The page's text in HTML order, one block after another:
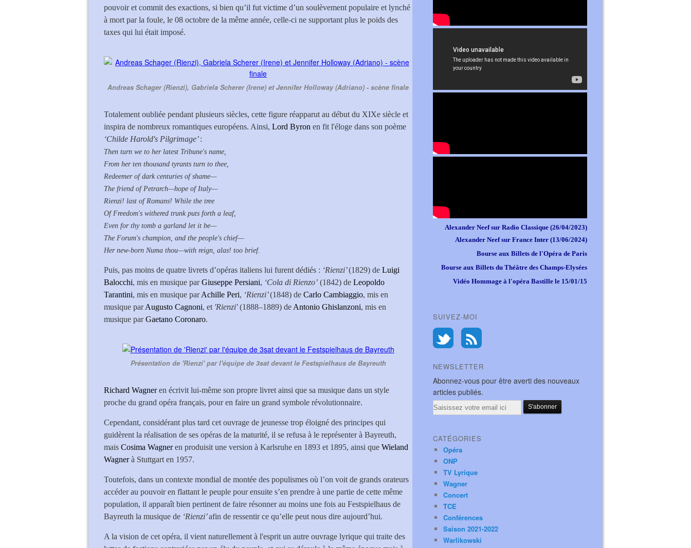
pouvoir et commit des exactions, si bien qu’il fut victime d’un soulèvement populaire et lynché
à mort par la foule, le 08 octobre de la même année, celle-ci ne supportant plus le poids des
taxes qui lui était imposé.
Andreas Schager (Rienzi), Gabriela Scherer (Irene) et Jennifer Holloway (Adriano) - scène finale
Totalement oubliée pendant plusieurs siècles, cette figure réapparut au début du XIXe siècle et
inspira de nombreux romantiques européens. Ainsi, Lord Byron en fit l'éloge dans son poème
‘Childe Harold's Pilgrimage’:
Then turn we to her latest Tribune's name,
From her ten thousand tyrants turn to thee,
Redeemer of dark centuries of shame—
The friend of Petrarch—hope of Italy—
Rienzi! last of Romans! While the tree
Of Freedom's withered trunk puts forth a leaf,
Even for thy tomb a garland let it be—
The Forum's champion, and the people's chief—
Her new-born Numa thou—with reign, alas! too brief.
Puis, pas moins de quatre livrets d’opéras italiens lui furent dédiés : ‘Rienzi’(1829) de Luigi
Balocchi, mis en musique parGiuseppe Persiani, ‘Cola di Rienzo’ (1842) de Leopoldo
Tarantini, mis en musique parAchille Peri, ‘Rienzi’(1848) de Carlo Cambiaggio, mis en
musique parAugusto Cagnoni, et 'Rienzi'(1888–1889) de Antonio Ghislanzoni, mis en
musique parGaetano Coronaro.
Présentation de 'Rienzi' par l'équipe de 3sat devant le Festspielhaus de Bayreuth
Richard Wagneren écrivit lui-même son propre livret ainsi que sa musique dans un style
proche du grand opéra français, pour en faire un grand symbole révolutionnaire.
Cependant, considérant plus tard cet ouvrage de jeunesse trop éloigné des principes qui
guidèrent la réalisation de ses opéras de la maturité, il se refusa à le représenter à Bayreuth,
mais Cosima Wagneren produisit une version à Karlsruhe en 1893 et 1895, ainsi que Wieland
Wagnerà Stuttgart en 1957.
Toutefois, dans un contexte mondial de montée des populismes où l’on voit de grands orateurs
accéder au pouvoir en flattant le peuple pour ensuite s’en prendre à une partie de cette même
population, il apparaît bien pertinent de faire résonner au moins une fois au Festspielhaus de
Bayreuth la musique de ‘Rienzi’afin de ressentir ce qu’elle peut nous dire aujourd’hui.
A la vision de cet opéra, il vient naturellement à l'esprit un autre ouvrage lyrique qui traite des
Alexander Neef sur Radio Classique (26/04/2023)
Alexander Neef sur France Inter (13/06/2024)
Bourse aux Billets de l'Opéra de Paris
Bourse aux Billets du Théâtre des Champs-Elysées
Vidéo Hommage à l'opéra Bastille le 15/01/15
SUIVEZ-MOI
NEWSLETTER
Abonnez-vous pour être averti des nouveaux
articles publiés.
Email
CATÉGORIES
Opéra
ONP
TV Lyrique
Wagner
Concert
TCE
Conférences
Saison 2021-2022
Warlikowski